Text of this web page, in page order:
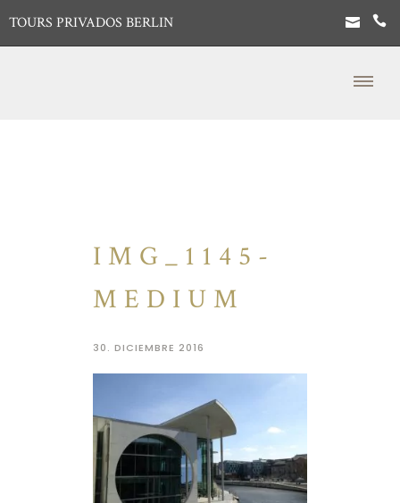
TOURS PRIVADOS BERLIN
IMG_1145-
MEDIUM
30. DICIEMBRE 2016